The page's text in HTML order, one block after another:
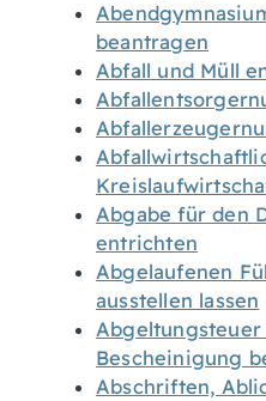
beantragen
Abfall und Müll
Abgabe für den
entrichten
Abgelaufenen
ausstellen lassen
Bescheinigung
Abschriften,